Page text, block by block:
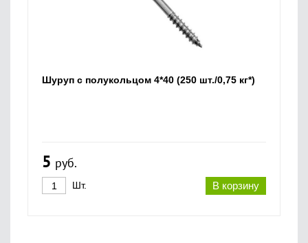
Шуруп с полукольцом 4*40 (250 шт./0,75 кг*)
5 руб.
В корзину
Шт.